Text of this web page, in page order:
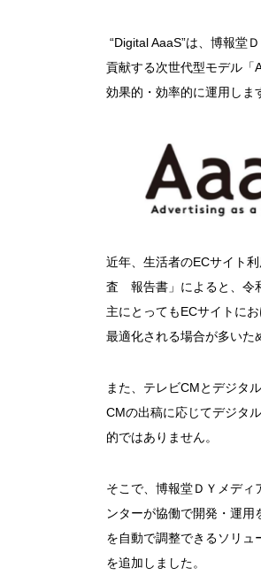
“Digital AaaS”は、博報堂
貢献する次世代型モデル
効果的・効率的に運用しま
近年、生活者のECサイト
査 報告書」によると、令
主にとってもECサイトに
最適化される場合が多いた
また、テレビCMとデジタ
CMの出稿に応じてデジタ
的ではありません。
そこで、博報堂ＤＹメデ
ンターが協働で開発・運
を自動で調整できるソリ
を追加しました。